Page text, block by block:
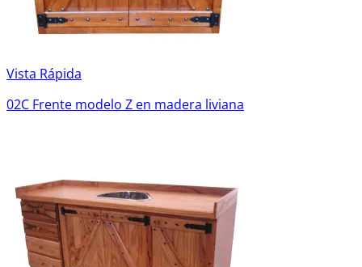
Vista Rápida
02C Frente modelo Z en madera liviana